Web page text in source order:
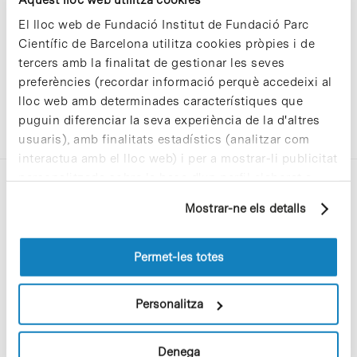
El lloc web de Fundació Institut de Fundació Parc
Científic de Barcelona utilitza cookies pròpies i de
tercers amb la finalitat de gestionar les seves
preferències (recordar informació perquè accedeixi al
lloc web amb determinades característiques que
puguin diferenciar la seva experiència de la d'altres
usuaris), amb finalitats estadístics (analitzar com
interactua amb el lloc web) i per a mostrar-li publicitat
personalitzada sobre la base d'un perfil elaborat a
pàgines visitades). Per a obtenir més informació sobre
les cookies pot consultar laPolítica de cookiesdel
Mostrar-ne els detalls
Permet-les totes
Personalitza
Denega
C/Baldiri Reixac, 4-12 i 15